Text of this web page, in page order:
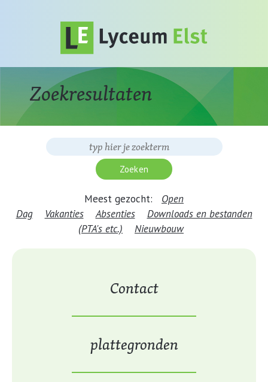
Zoekresultaten
Meest gezocht:
Open
Dag
Vakanties Absenties
Downloads en bestanden
(PTA's etc.)
Nieuwbouw
Contact
plattegronden